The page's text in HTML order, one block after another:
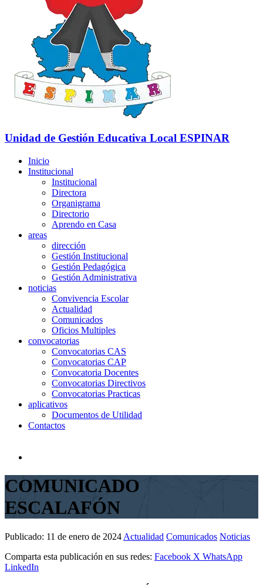
Unidad de Gestión Educativa Local ESPINAR
Inicio
Institucional
Institucional
Directora
Organigrama
Directorio
Aprendo en Casa
areas
dirección
Gestión Institucional
Gestión Pedagógica
Gestión Administrativa
noticias
Convivencia Escolar
Actualidad
Comunicados
Oficios Multiples
convocatorias
Convocatorias CAS
Convocatorias CAP
Convocatoria Docentes
Convocatorias Directivos
Convocatorias Practicas
aplicativos
Documentos de Utilidad
Contactos
COMUNICADO
ESCALAFÓN
Publicado: 11 de enero de 2024 Actualidad Comunicados Noticias
Comparta esta publicación en sus redes: Facebook X WhatsApp
LinkedIn